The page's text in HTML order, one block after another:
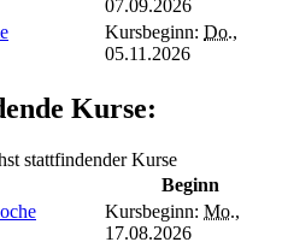
07.09.2026
Kursbeginn: Do.,
05.11.2026
Kurse:
stattfindender Kurse
Beginn
Kursbeginn: Mo.,
17.08.2026